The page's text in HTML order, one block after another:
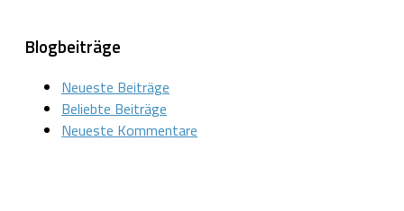
Blogbeiträge
Neueste Beiträge
Beliebte Beiträge
Neueste Kommentare